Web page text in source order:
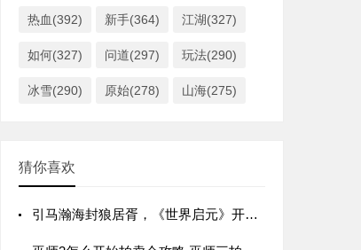
热血(392) 新手(364) 江湖(327)
如何(327) 问道(297) 玩法(290)
冰雪(290) 原始(278) 山海(275)
猜你喜欢
引马瀚海封狼居胥，《世界启元》开启第三纪元